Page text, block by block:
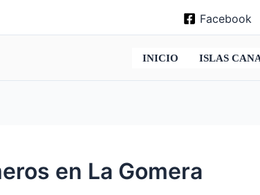
Facebook
INICIO ISLAS
en La Gomera